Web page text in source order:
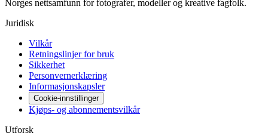
Norges nettsamfunn for fotografer, modeller og kreative fagfolk.
Juridisk
Vilkår
Retningslinjer for bruk
Sikkerhet
Personvernerklæring
Informasjonskapsler
Cookie-innstillinger
Kjøps- og abonnementsvilkår
Utforsk